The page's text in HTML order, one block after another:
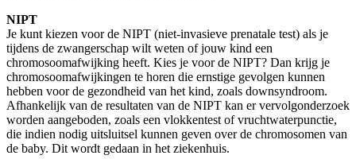
NIPT
Je kunt kiezen voor de NIPT (niet-invasieve prenatale test) als je
tijdens de zwangerschap wilt weten of jouw kind een
chromosoomafwijking heeft. Kies je voor de NIPT? Dan krijg je
chromosoomafwijkingen te horen die ernstige gevolgen kunnen
hebben voor de gezondheid van het kind, zoals downsyndroom.
Afhankelijk van de resultaten van de NIPT kan er vervolgonderzoek
worden aangeboden, zoals een vlokkentest of vruchtwaterpunctie,
die indien nodig uitsluitsel kunnen geven over de chromosomen van
de baby. Dit wordt gedaan in het ziekenhuis.